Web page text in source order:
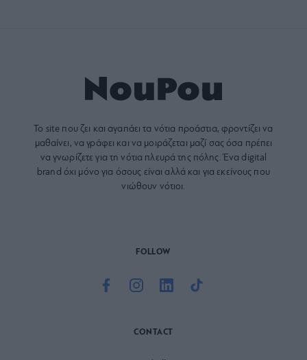
Το site που ζει και αγαπάει τα νότια προάστια, φροντίζει να
μαθαίνει, να γράφει και να μοιράζεται μαζί σας όσα πρέπει
να γνωρίζετε για τη νότια πλευρά της πόλης. Ένα digital
brand όχι μόνο για όσους είναι αλλά και για εκείνους που
νιώθουν νότιοι.
FOLLOW
CONTACT